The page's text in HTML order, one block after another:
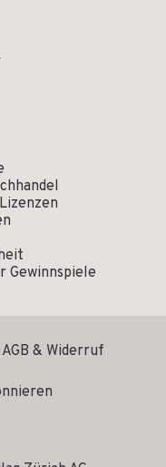
Gewinnspiele
AGB & Widerruf